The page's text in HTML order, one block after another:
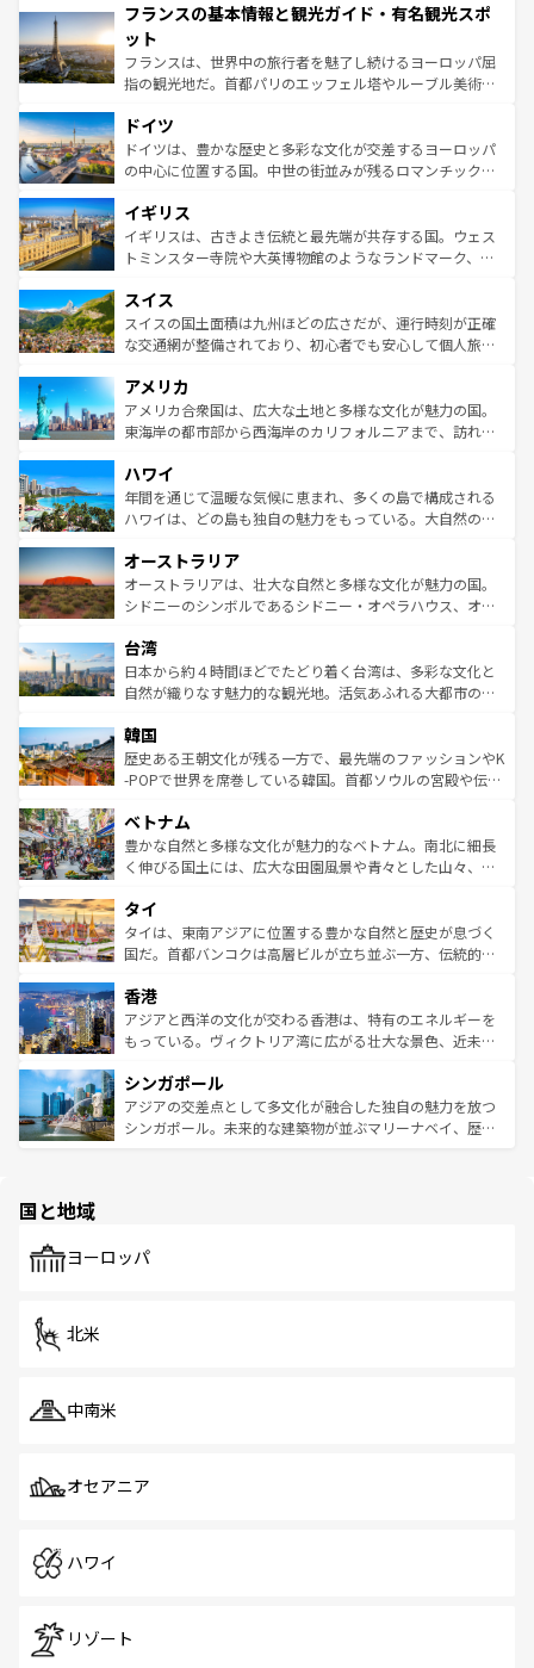
ませてくれるイタリアで、忘れられない旅をしてみよう！
なお、新着のイタリア情報は
しい。
文化が根付くこの国では、情熱的なフラメンコ、熱気あふ
れる闘牛、そして美味しいタパスが生活の一部となってい
る。首都マドリードの洗練された雰囲気や、バルセロナの
アートに溢れた街角から、地方では古代ローマ遺跡や中世
せる。地方によって風土や気候が異なるスペインはその個
性で訪れる人を魅了する。 なお、新着のスペイン情報は コ
ンテンツ一覧を参照してほしい。
フランスの基本情報と観光ガイド・有名観光スポ
ット
フランスは、世界中の旅行者を魅了し続けるヨーロッパ屈
指の観光地だ。首都パリのエッフェル塔やルーブル美術館
で、幅広い魅力が詰まっている。華麗な宮殿、歴史的な大
聖堂、美しいビーチ、そして豊かな自然が、訪れる者を心
から魅了する。また、フランスは美食の国としても知ら
いる。シャンパンの発祥地であるランス、プロヴァンスの
香り高いラベンダー畑など、多彩な楽しみ方が可能だ。さ
らに、パリ以外の地域にも魅力が溢れており、どの街角に
れる地方に足を運ぶとそれぞれで全く異なる文化を体験で
きるだろう。 なお、新着のフランス情報はコンテンツ一覧
を参照してほしい。
ドイツ
ドイツは、豊かな歴史と多彩な文化が交差するヨーロッパ
の中心に位置する国。中世の街並みが残るロマンチック街
顔を持つこの国は、どこを歩いても飽きることがない。ベ
ルリンの文化的活気、バイエルン州のアルプスの絶景、そ
してライン川沿いのワイン畑といった風景は必見。ビール
は、お酒好きな人にはぜひ体験してほしい。 なお、新着の
ドイツ情報はコンテンツ一覧を参照してほしい。
イギリス
イギリスは、古きよき伝統と最先端が共存する国。ウェス
トミンスター寺院や大英博物館のようなランドマーク、歴
リアごとに異なる魅力がある。また、優雅なアフタヌーン
ティー、ビール好きにはたまらない英国パブ、サッカー観
戦など、本場だからこそできる体験も豊富。イギリスを旅
ンツ一覧を参照してほしい。
スイス
スイスの国土面積は九州ほどの広さだが、運行時刻が正確
な交通網が整備されており、初心者でも安心して個人旅行
の建物がそのまま残る町や、スイスならではのユニークな
博物館もあり、アルプス観光だけでなく町歩きも満喫する
ことができる。国民の所得が高いため物価も高いが、旅行
ば市内交通費無料で観光を楽しむこともできる。 なお、新
着のスイス情報はコンテンツ一覧 を参照してほしい。
アメリカ
アメリカ合衆国は、広大な土地と多様な文化が魅力の国。
東海岸の都市部から西海岸のカリフォルニアまで、訪れる
のような巨大都市は、観光、ショッピング、エンターテイ
ンメントが詰まった刺激的なスポットだ。一方、アメリカ
西部には大自然が広がり、グランドキャニオンやイエロー
部のニューオーリンズでは、音楽と美食が融合した独特の
文化が魅力。旅行者はアメリカの各地域で異なる魅力を楽
しみながら、その多様性と豊かな歴史を感じることができ
ならではの贅沢な旅のスタイルだ。 なお、新着のアメリカ
情報はコンテンツ一覧を参照してほしい。
ハワイ
年間を通じて温暖な気候に恵まれ、多くの島で構成される
ハワイは、どの島も独自の魅力をもっている。大自然の神
ワイ島は見逃せない。また、定番の観光地といえばオアフ
島だが、静かな自然を求めるならマウイ島やカウアイ島が
おすすめ。エメラルドグリーンに輝く海をはじめ、豊かな
れるおもてなしの心で訪れる人々を迎えてくれるハワイの
人々、おいしいローカルフードやハワイアンミュージッ
ク、伝統的なフラダンスなど、すべてがハワイの魅力を彩
ワイを、存分に味わってほしい。 なお、新着のハワイ情報
はコンテンツ一覧を参照してほしい。
オーストラリア
オーストラリアは、壮大な自然と多様な文化が魅力の国。
シドニーのシンボルであるシドニー・オペラハウス、オー
リアリーフや大陸中央部にそびえるウルル（エアーズロッ
ク）、タスマニアの美しい原生林やケアンズの熱帯雨林な
ど、見どころがたくさん。また、カフェやワイン、オージ
いる。アクティビティも充実しており、サーフィンやダイ
ビング、ハイキングなど、アウトドア好きにはたまらな
い。オーストラリアの多彩な魅力を存分に味わいつくそ
参照してほしい。
台湾
日本から約４時間ほどでたどり着く台湾は、多彩な文化と
自然が織りなす魅力的な観光地。活気あふれる大都市の台
ン）、静ひつな山岳地帯である台湾東部など、都市の喧騒
と山間の静けさが共存しており、訪れる人に新しい発見と
驚きをもたらしてくれる。また、奥深い台湾の食文化も魅
容にもいいと評判のスイーツなど、バラエティ豊かな料理
が味わえる。 なお、新着の台湾情報は コンテンツ一覧を参
照してほしい。
韓国
歴史ある王朝文化が残る一方で、最先端のファッションやK
-POPで世界を席巻している韓国。首都ソウルの宮殿や伝統
き、地方に足を延ばせば四季折々の自然美を楽しむことが
できる。そして、キムチや焼肉、絶品のストリートフード
まで、さまざまな韓国料理が待っている。夜には、韓国な
リティに包まれながら、韓国の多彩な魅力を心ゆくまで味
わってみてほしい。 なお、新着の韓国情報はコンテンツ一
覧を参照してほしい。
ベトナム
豊かな自然と多様な文化が魅力的なベトナム。南北に細長
く伸びる国土には、広大な田園風景や青々とした山々、世
急速な発展と共に伝統が息づく。ハノイの古い町並みやホ
ーチミン市のフランス統治時代の建物も、独特の雰囲気を
醸し出している。また、バラエティの豊かさとおいしさで
とつ。フォーやバインミー、ベトナムコーヒーなどは、ぜ
ひ現地で味わいたい。どの地域を訪れてもあたたかい人々
が旅行者を迎えてくれるので、きっと忘れられない旅にな
参照してほしい。
タイ
タイは、東南アジアに位置する豊かな自然と歴史が息づく
国だ。首都バンコクは高層ビルが立ち並ぶ一方、伝統的な
の活気が交差している。北部ではチェンマイなどの山岳地
帯で自然と触れ合い、南部ではプーケットやクラビの美し
いビーチでリゾート気分を楽しむことができる。タイ料理
激する。気候は一年中温暖で、どの季節にも異なる楽しみ
が待っている。親しみやすいタイの人々、仏教を中心とし
た文化、そして多様な観光資源が、訪れる旅人を魅了し続
香港
アジアと西洋の文化が交わる香港は、特有のエネルギーを
もっている。ヴィクトリア湾に広がる壮大な景色、近未来
み、どこを訪れても感動するはず。観光スポットが密集し
ており、効率よく見どころを回れるのも魅力。息をのむよ
うな絶景から文化的な体験まで、香港を存分に楽しみ尽く
シンガポール
アジアの交差点として多文化が融合した独自の魅力を放つ
シンガポール。未来的な建築物が並ぶマリーナベイ、歴史
で、ホーカーズは地元の風情を楽しめる外せないスポット
国と地域
ヨーロッパ
北米
中南米
オセアニア
ハワイ
リゾート